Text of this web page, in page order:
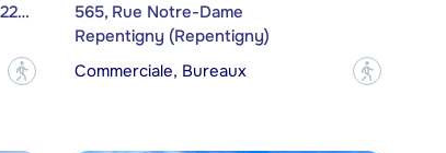
121 - 123, boulevard Industriel, local 224A
?
565, Rue Notre-Dame
Repentigny (Repentigny)
Commerciale, Bureaux
?